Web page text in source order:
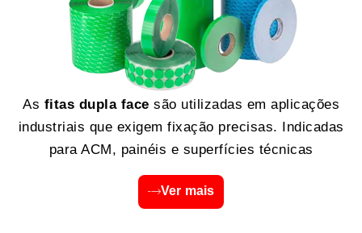
As fitas dupla face são utilizadas em aplicações
industriais que exigem fixação precisas. Indicadas
para ACM, painéis e superfícies técnicas
Ver mais